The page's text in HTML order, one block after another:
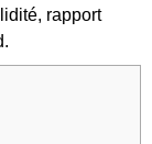
rapport